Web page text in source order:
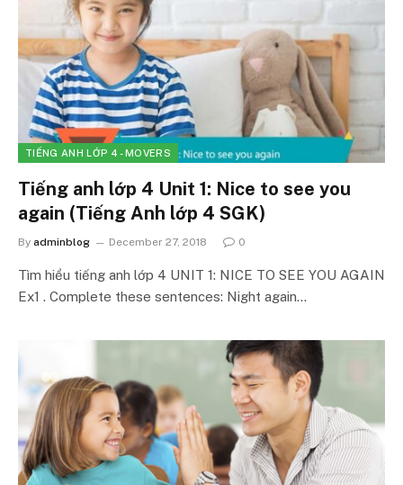
TIẾNG ANH LỚP 4 - MOVERS
Tiếng anh lớp 4 Unit 1: Nice to see you
again (Tiếng Anh lớp 4 SGK)
By adminblog December 27, 2018 0
Tìm hiểu tiếng anh lớp 4 UNIT 1: NICE TO SEE YOU AGAIN
Ex1 . Complete these sentences: Night again…